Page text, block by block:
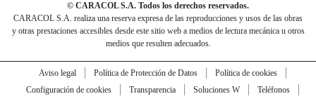
© CARACOL S.A. Todos los derechos reservados.
CARACOL S.A. realiza una reserva expresa de las reproducciones y usos de las obras
y otras prestaciones accesibles desde este sitio web a medios de lectura mecánica u otros
medios que resulten adecuados.
Aviso legal Política de Protección de Datos
Política de cookies
Configuración de cookies
Transparencia Soluciones W
Teléfonos